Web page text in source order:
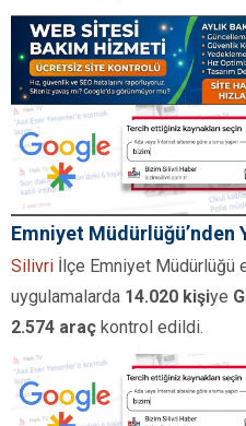
Emniyet Müdürlüğü’nden
Silivri İlçe Emniyet Müdürlüğü
uygulamalarda 14.020 kişiye
2.574 araç kontrol edildi.